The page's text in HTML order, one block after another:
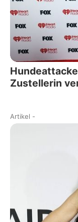
Zustellerin
Artikel -